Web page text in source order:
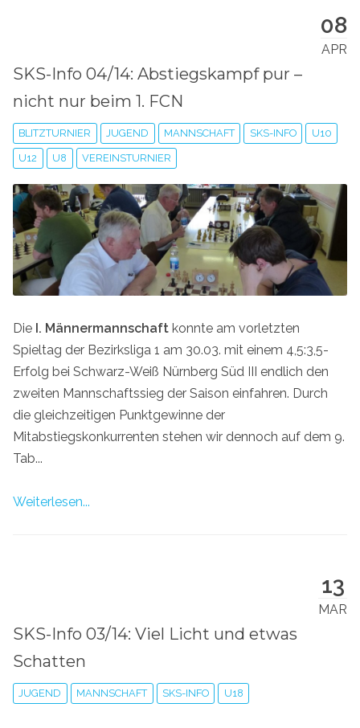
08
APR
SKS-Info 04/14: Abstiegskampf pur –
nicht nur beim 1. FCN
BLITZTURNIER JUGEND MANNSCHAFT SKS-INFO U10
U12 U8 VEREINSTURNIER
Die I. Männermannschaft konnte am vorletzten
Spieltag der Bezirksliga 1 am 30.03. mit einem 4,5:3,5-
Erfolg bei Schwarz-Weiß Nürnberg Süd III endlich den
zweiten Mannschaftssieg der Saison einfahren. Durch
die gleichzeitigen Punktgewinne der
Mitabstiegskonkurrenten stehen wir dennoch auf dem 9.
Tab...
Weiterlesen...
13
MAR
SKS-Info 03/14: Viel Licht und etwas
Schatten
JUGEND MANNSCHAFT SKS-INFO U18